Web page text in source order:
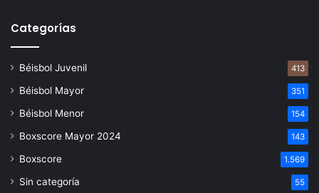
Categorías
Béisbol Juvenil 413
Béisbol Mayor 351
Béisbol Menor 154
Boxscore Mayor 2024 143
Boxscore 1.569
Sin categoría 55